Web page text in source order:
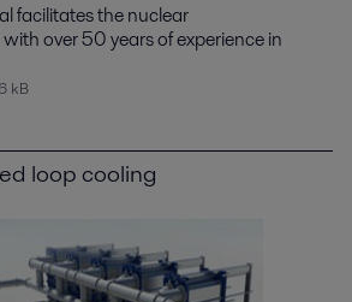
facilitates the nuclear
over 50 years of experience in
kB
loop cooling